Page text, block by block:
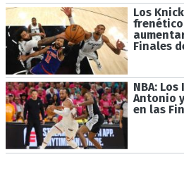
Los
frenético
Finales
NBA:
Antonio
en las